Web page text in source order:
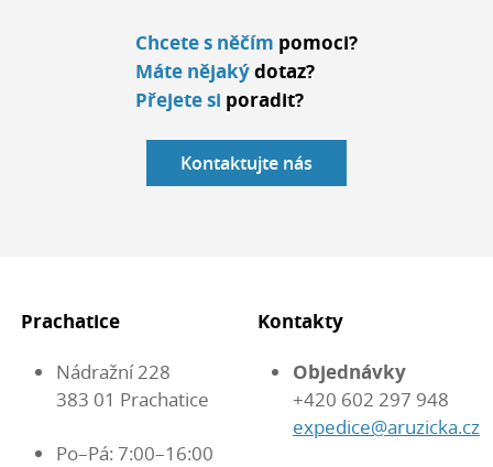
Chcete s něčím pomoci?
Máte nějakýdotaz?
Přejete si poradit?
Kontaktujte nás
Prachatice
Nádražní 228
383 01 Prachatice
Po–Pá: 7:00–16:00
Kontakty
Objednávky
+420 602 297 948
expedice@aruzicka.cz